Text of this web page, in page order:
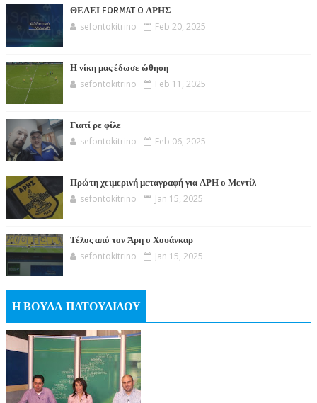
ΘΕΛΕΙ FORMAT O ΑΡΗΣ
sefontokitrino Feb 20, 2025
Η νίκη μας έδωσε ώθηση
sefontokitrino Feb 11, 2025
Γιατί ρε φίλε
sefontokitrino Feb 06, 2025
Πρώτη χειμερινή μεταγραφή για ΑΡΗ ο Μεντίλ
sefontokitrino Jan 15, 2025
Τέλος από τον Άρη ο Χουάνκαρ
sefontokitrino Jan 15, 2025
Η ΒΟΥΛΑ ΠΑΤΟΥΛΙΔΟΥ